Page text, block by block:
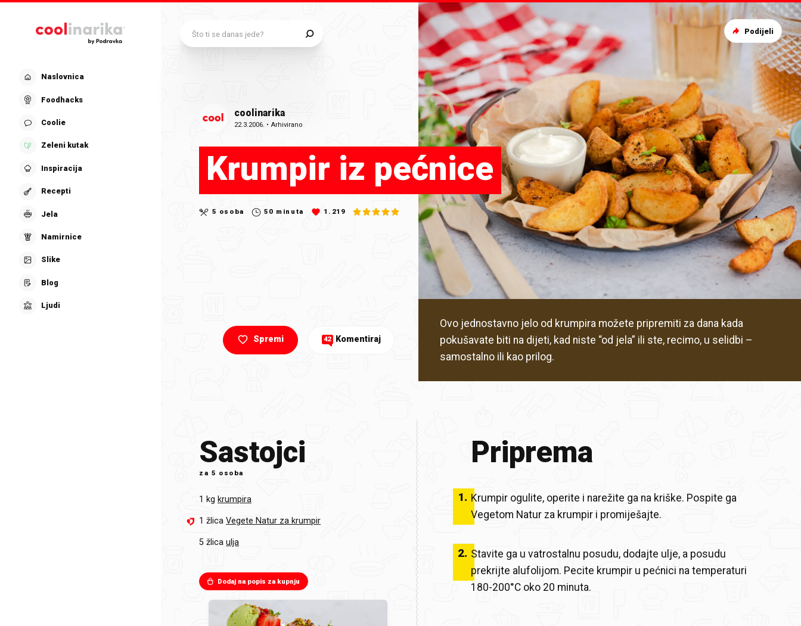
Naslovnica
Foodhacks
Coolie
Zeleni kutak
Inspiracija
Recepti
Jela
Namirnice
Slike
Blog
Ljudi
coolinarika
22.3.2006. •Arhivirano
Krumpir iz pećnice
5 osoba 50 minuta 1.219
Ovo jednostavno jelo od krumpira možete pripremiti za dana kada
pokušavate biti na dijeti, kad niste “od jela” ili ste, recimo, u selidbi –
samostalno ili kao prilog.
Spremi 42 Komentiraj
Podijeli
Sastojci
za 5 osoba
1 kg krumpira
1 žlica Vegete Natur za krumpir
5 žlica ulja
Dodaj na popis za kupnju
Priprema
1. Krumpir ogulite, operite i narežite ga na kriške. Pospite ga
Vegetom Natur za krumpir i promiješajte.
2. Stavite ga u vatrostalnu posudu, dodajte ulje, a posudu
prekrijte alufolijom. Pecite krumpir u pećnici na temperaturi
180-200°C oko 20 minuta.
Što ti se danas jede?